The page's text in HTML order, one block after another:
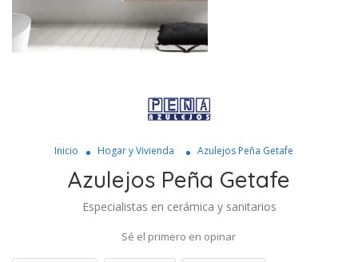
Inicio Hogar y Vivienda Azulejos Peña Getafe
Azulejos Peña Getafe
Especialistas en cerámica y sanitarios
Sé el primero en opinar